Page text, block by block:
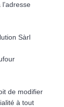
Sàrl
de modifier
à tout